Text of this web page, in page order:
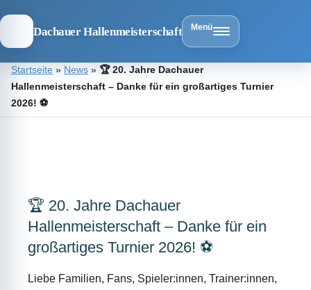
Dachauer Hallenmeisterschaft Menü
Zum
Inhalt
springen
Startseite » News » 🏆 20. Jahre Dachauer
Hallenmeisterschaft – Danke für ein großartiges Turnier
2026! ⚽
🏆 20. Jahre Dachauer
Hallenmeisterschaft – Danke für ein
großartiges Turnier 2026! ⚽
Liebe Familien, Fans, Spieler:innen, Trainer:innen,